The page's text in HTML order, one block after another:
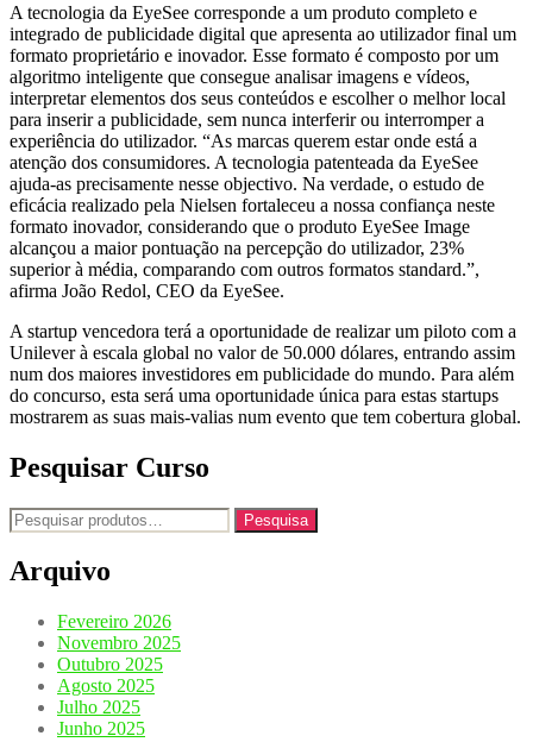
A tecnologia da EyeSee corresponde a um produto completo e
integrado de publicidade digital que apresenta ao utilizador final um
formato proprietário e inovador. Esse formato é composto por um
algoritmo inteligente que consegue analisar imagens e vídeos,
interpretar elementos dos seus conteúdos e escolher o melhor local
para inserir a publicidade, sem nunca interferir ou interromper a
experiência do utilizador. “As marcas querem estar onde está a
atenção dos consumidores. A tecnologia patenteada da EyeSee
ajuda-as precisamente nesse objectivo. Na verdade, o estudo de
eficácia realizado pela Nielsen fortaleceu a nossa confiança neste
formato inovador, considerando que o produto EyeSee Image
alcançou a maior pontuação na percepção do utilizador, 23%
superior à média, comparando com outros formatos standard.”,
afirma João Redol, CEO da EyeSee.
A startup vencedora terá a oportunidade de realizar um piloto com a
Unilever à escala global no valor de 50.000 dólares, entrando assim
num dos maiores investidores em publicidade do mundo. Para além
do concurso, esta será uma oportunidade única para estas startups
mostrarem as suas mais-valias num evento que tem cobertura global.
Pesquisar Curso
Pesquisar
por:
Pesquisa
Arquivo
Fevereiro 2026
Novembro 2025
Outubro 2025
Agosto 2025
Julho 2025
Junho 2025